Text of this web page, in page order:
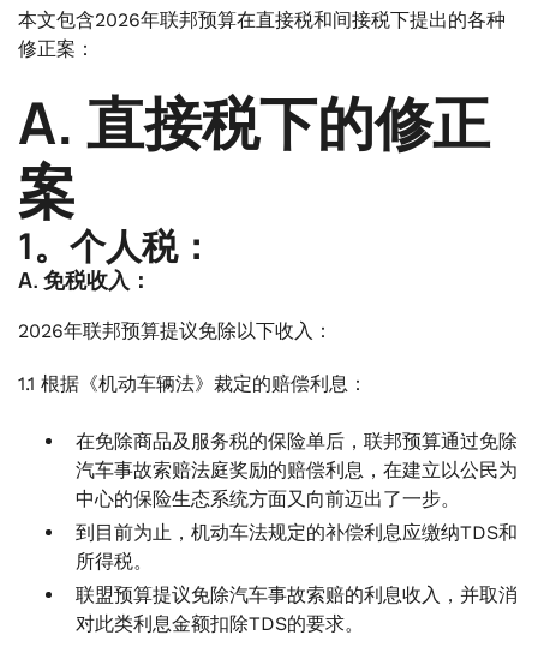
本文包含2026年联邦预算在直接税和间接税下提出的各种
修正案：
A. 直接税下的修正
案
1。个人税：
A. 免税收入：
2026年联邦预算提议免除以下收入：
1.1 根据《机动车辆法》裁定的赔偿利息：
在免除商品及服务税的保险单后，联邦预算通过免除
汽车事故索赔法庭奖励的赔偿利息，在建立以公民为
中心的保险生态系统方面又向前迈出了一步。
到目前为止，机动车法规定的补偿利息应缴纳TDS和
所得税。
联盟预算提议免除汽车事故索赔的利息收入，并取消
对此类利息金额扣除TDS的要求。